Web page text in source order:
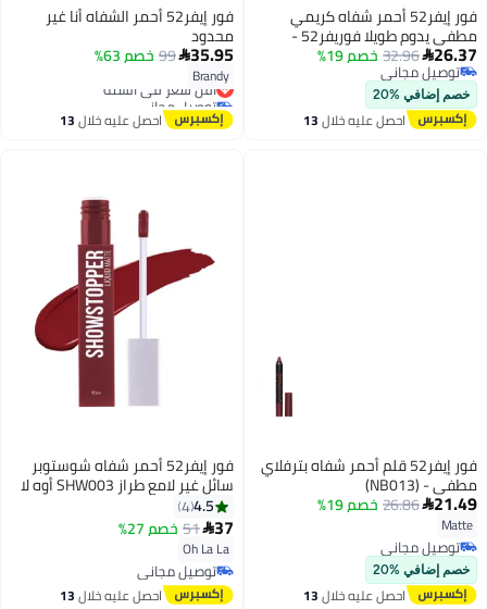
فور إيفر52 أحمر شفاه كريمي
مطفي يدوم طويلا فوريفر52 -
IML018
26.37
32.96خصم 19%
توصيل مجاني
توصيل مجاني
خصم إضافي %20
احصل عليه خلال13
20
فور إيفر52 أحمر الشفاه أنا غير
محدود
35.95
99 خصم 63%
Brandy
أقل سعر في السنة
توصيل مجاني
أقل سعر في السنة
احصل عليه خلال13
فور إيفر52 قلم أحمر شفاه بترفلاي
مطفي - (NB013)
21.49
26.86خصم 19%
Matte
توصيل مجاني
توصيل مجاني
خصم إضافي %20
احصل عليه خلال13
فور إيفر52 أحمر شفاه شوستوبر
سائل غير لامع طراز SHW003 أوه لا
لا 4.5
4
37
51 خصم 27%
Oh La La
توصيل مجاني
توصيل مجانياحصل عليه خلال13